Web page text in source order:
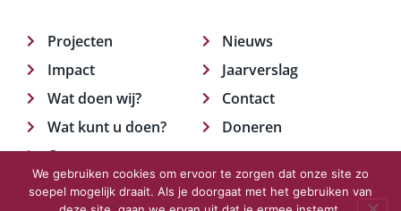
Projecten
Impact
Wat doen wij?
Wat kunt u doen?
Over ons
Nieuws
Jaarverslag
Contact
Doneren
We gebruiken cookies om ervoor te zorgen dat onze site zo
soepel mogelijk draait. Als je doorgaat met het gebruiken van